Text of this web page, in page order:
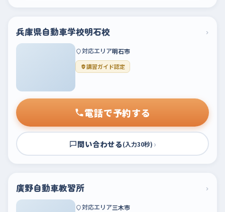
兵庫県自動車学校明石校 ›
対応エリア明石市
講習ガイド認定
電話で予約する
問い合わせる(入力30秒) ›
廣野自動車教習所 ›
対応エリア三木市